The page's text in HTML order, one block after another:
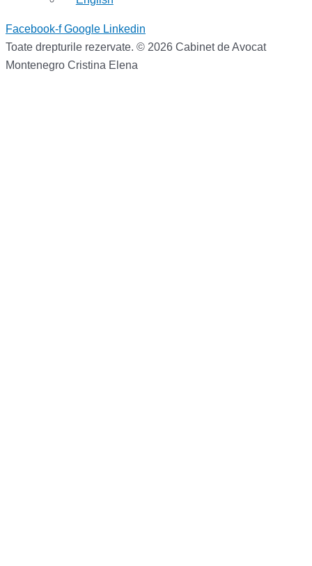
Facebook-f Google Linkedin
Toate drepturile rezervate. © 2026 Cabinet de Avocat
Montenegro Cristina Elena